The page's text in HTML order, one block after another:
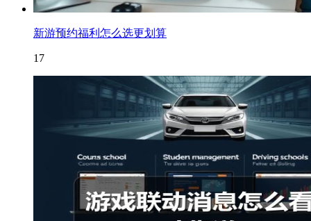
新游预约福利怎么选更划算
17